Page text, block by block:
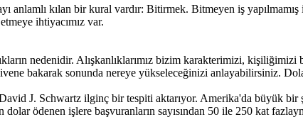
anlamlı kılan bir kural vardır: Bitirmek. Bitmeyen iş
ihtiyacımız var.
nedenidir. Alışkanlıklarımız bizim karakterimizi,
bakarak sonunda nereye yükseleceğinizi anlayabilirsiniz.
J. Schwartz ilginç bir tespiti aktarıyor. Amerika'da büyük bir
dolar ödenen işlere başvuranların sayısından 50 ile 250 kat